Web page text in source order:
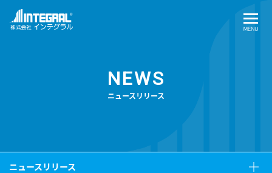
NEWS
ニュースリリース
ニュースリリース